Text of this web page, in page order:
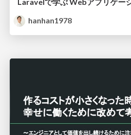
hanhan1978